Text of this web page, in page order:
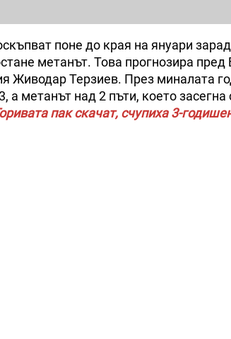
поне до края на януари
метанът. Това прогнозира
Живодар Терзиев. През миналата
а метанът над 2 пъти, което
пак скачат, счупиха 3-